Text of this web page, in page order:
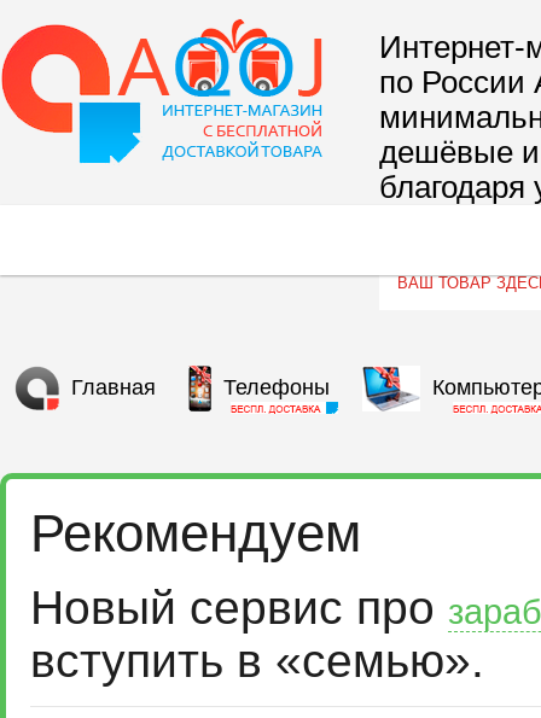
Интернет-
по России
дешёвые и
благодаря
Главная Телефоны
Рекомендуем
Новый сервис про
вступить в «семью».